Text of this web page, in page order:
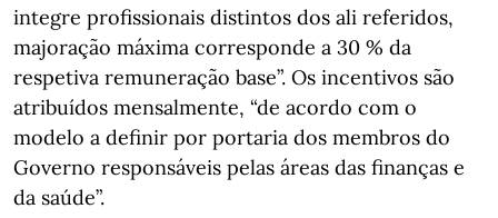
integre profissionais distintos dos ali referidos,
majoração máxima corresponde a 30 % da
respetiva remuneração base”. Os incentivos são
atribuídos mensalmente, “de acordo com o
modelo a definir por portaria dos membros do
Governo responsáveis pelas áreas das finanças e
da saúde”.